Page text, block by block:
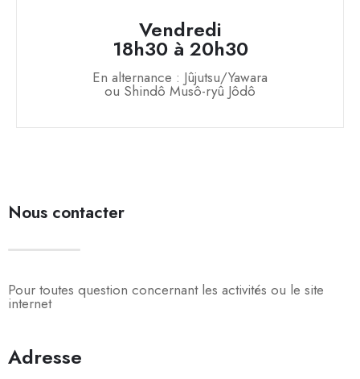
Vendredi
18h30 à 20h30
En alternance : Jûjutsu/Yawara
ou Shindô Musô-ryû Jôdô
Nous contacter
Pour toutes question concernant les activités ou le site
internet
Adresse